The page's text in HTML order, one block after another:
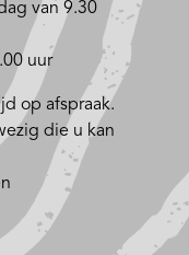
van 9.30
uur
op afspraak.
die u kan